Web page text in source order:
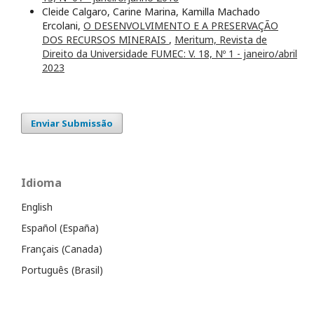
Cleide Calgaro, Carine Marina, Kamilla Machado
Ercolani, O DESENVOLVIMENTO E A PRESERVAÇÃO
DOS RECURSOS MINERAIS , Meritum, Revista de
Direito da Universidade FUMEC: V. 18, Nº 1 - janeiro/abril
2023
Enviar Submissão
Idioma
English
Español (España)
Français (Canada)
Português (Brasil)